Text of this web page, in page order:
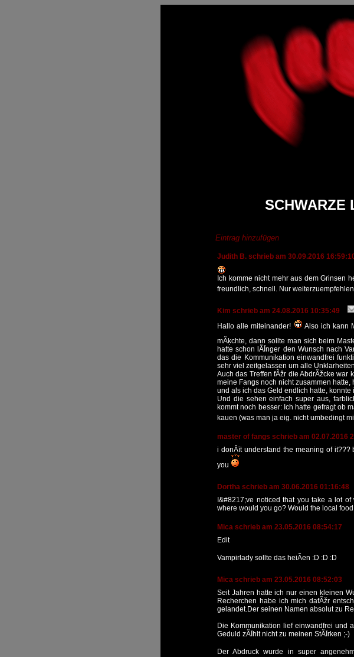
SCHWARZE
Eintrag hinzufügen
Judith B. schrieb am 30.09.2016
Ich komme nicht mehr aus dem Grinsen
freundlich, schnell. Nur weiterzuempfehlen
Kim schrieb am 24.08.2016 10:35:49
Hallo alle miteinander!
Also ich kann
mÃķchte, dann sollte man sich beim
hatte schon lÃĪnger den Wunsch nach
das die Kommunikation einwandfrei
sehr viel zeitgelassen um alle
Auch das Treffen fÃžr die AbdrÃžcke
meine Fangs noch nicht zusammen
und als ich das Geld endlich hatte,
Und die sehen einfach super aus,
kommt noch besser: Ich hatte gefragt ob
kauen (was man ja eig. nicht umbedingt
master of fangs schrieb am 02.07.2016
i donÂīt understand the meaning of it???
you
Dortha schrieb am 30.06.2016 01:16:48
I&#8217;ve noticed that you take a lot
where would you go? Would the local
Mica schrieb am 23.05.2016 08:54:17
Edit
Vampirlady sollte das heiÃen :D :D :D
Mica schrieb am 23.05.2016 08:52:03
Seit Jahren hatte ich nur einen kleinen
Recherchen habe ich mich dafÃžr
gelandet.Der seinen Namen absolut zu
Die Kommunikation lief einwandfrei und
Geduld zÃĪhlt nicht zu meinen StÃĪrken ;-)
Der Abdruck wurde in super